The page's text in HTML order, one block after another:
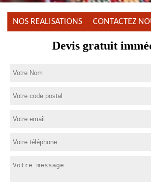
NOS REALISATIONS CONTACTEZ
Devis gratuit